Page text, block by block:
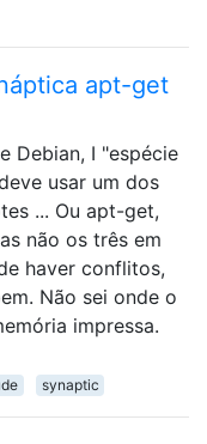
apt-get
Debian, I "espécie
usar um dos
... Ou apt-get,
não os três em
haver conflitos,
Não sei onde o
impressa.
synaptic